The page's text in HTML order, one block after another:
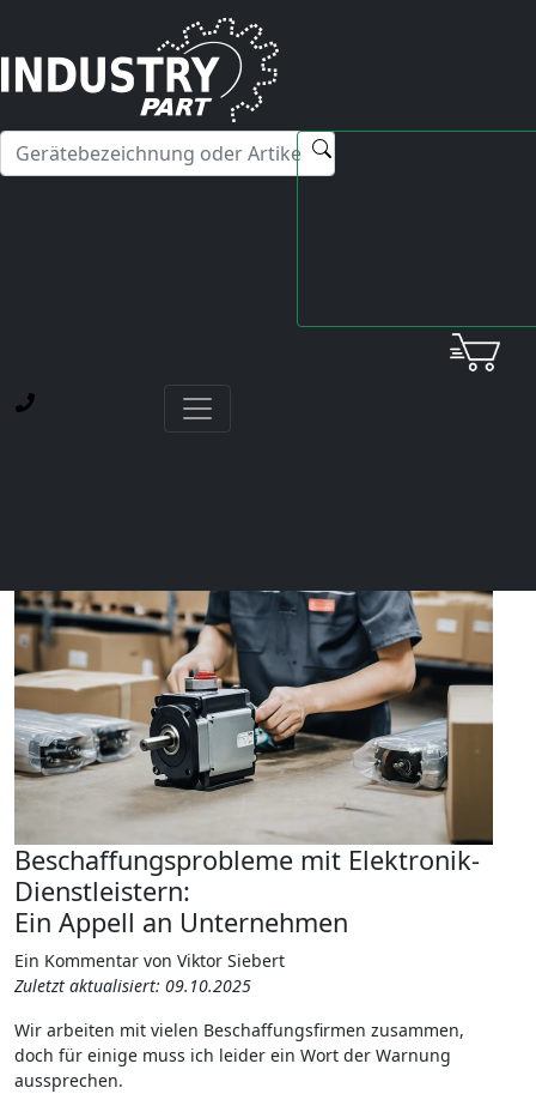
Hallo! Ich kann Ihnen gerne bei Fragen zu unseren
Servicedienstleistungen weiterhelfen.
Beschaffungsprobleme mit Elektronik-
Dienstleistern:
Ein Appell an Unternehmen
Ein Kommentar von Viktor Siebert
Zuletzt aktualisiert: 09.10.2025
Wir arbeiten mit vielen Beschaffungsfirmen zusammen,
doch für einige muss ich leider ein Wort der Warnung
aussprechen.